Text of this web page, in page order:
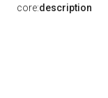
core:description